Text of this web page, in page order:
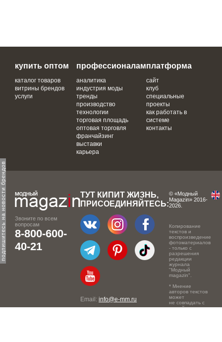
подпишитесь на новости брендов
купить оптом
каталог товаров
витрины брендов
услуги
профессионалам
аналитика
индустрия моды
тренды
производство
технологии
торговая площадь
оптовая торговля
франчайзинг
выставки
карьера
платформа
сайт
клуб
специальные
проекты
как работать в
системе
контакты
Звоните по всем
вопросам
8-800-600-
40-21
ТУТ КИПИТ ЖИЗНЬ,
ПРИСОЕДИНЯЙТЕСЬ:
Email: info@e-mm.ru
© «Модный
Magazin» 2016-
2026.
Копирование
текстов и
воспроизведение
фотоматериалов
- только с
разрешения
редакции
журнала
"Модный
magazin".
* Мнение
авторов текстов
может
не совпадать с
точкой зрения